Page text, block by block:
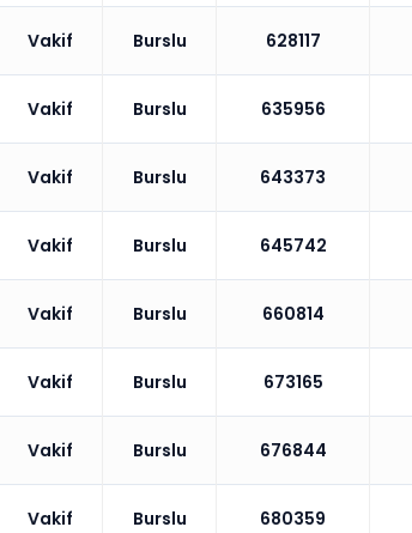
Vakif Burslu 628117
Vakif Burslu 635956
Vakif Burslu 643373
Vakif Burslu 645742
Vakif Burslu 660814
Vakif Burslu 673165
Vakif Burslu 676844
Vakif Burslu 680359